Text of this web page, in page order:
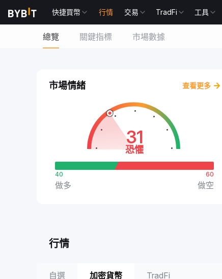
快捷買幣 行情 交易 TradFi 工具
總覽 關鍵指標 市場數據
市場情緒 查看更多
31
恐懼
40
做多
60
做空
行情
自選 加密貨幣 TradFi